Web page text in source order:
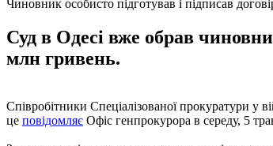
Чиновник особисто підготував і підписав
Суд в Одесі вже обрав
млн гривень.
Співробітники Спеціалізованої прокуратури у
це повідомляє Офіс генпрокурора в середу, 5